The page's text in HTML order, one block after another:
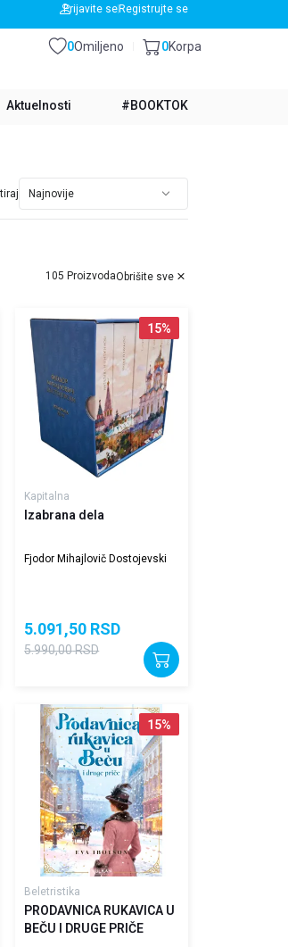
ZA IZNOS PREKO 3500 RSD
Prijavite se Registrujte se
Omiljeno
0 Korpa
0
Aktuelnosti #BOOKTOK
105 ProizvodaObrišite sve
15%
Kapitalna
Izabrana dela
Fjodor Mihajlovič Dostojevski
5.091,50 RSD
5.990,00RSD
15%
Beletristika
PRODAVNICA RUKAVICA U
BEČU I DRUGE PRIČE